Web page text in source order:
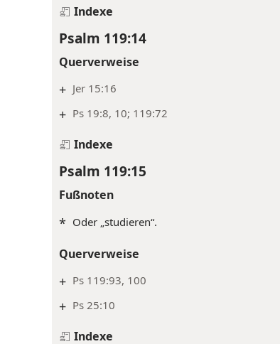
Indexe
Psalm 119:14
Querverweise
+ Jer 15:16
+ Ps 19:8, 10; 119:72
Indexe
Psalm 119:15
Fußnoten
* Oder „studieren“.
Querverweise
+ Ps 119:93, 100
+ Ps 25:10
Indexe